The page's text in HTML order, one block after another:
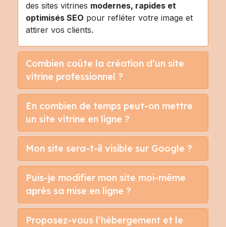
des sites vitrines modernes, rapides et
optimisés SEO pour refléter votre image et
attirer vos clients.
Combien coûte la création d’un site
vitrine professionnel ?
En combien de temps peut-on mettre
un site vitrine en ligne ?
Mon site sera-t-il visible sur Google ?
Puis-je modifier mon site moi-même
après sa mise en ligne ?
Proposez-vous l’hébergement et le